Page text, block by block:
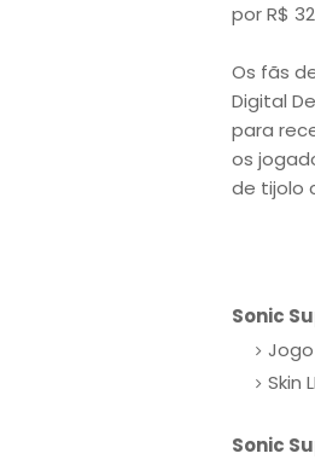
por R$
Os fãs
Digital
para
os
de tijolo
Sonic
Skin
Sonic